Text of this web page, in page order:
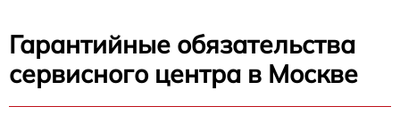
Гарантийные обязательства
сервисного центра в Москве